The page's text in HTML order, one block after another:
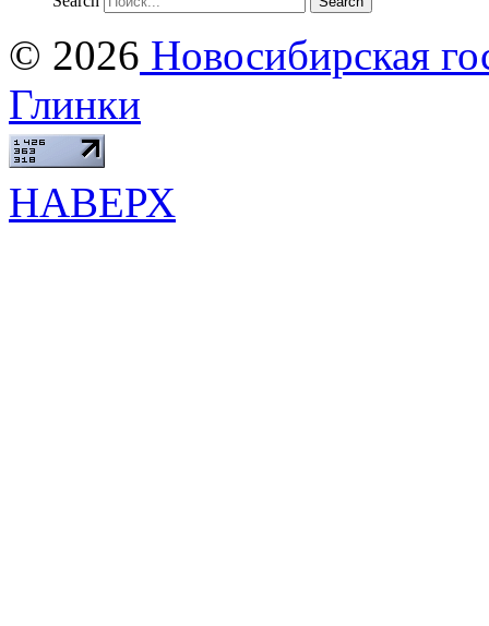
© 2026 Новосибирская
Глинки
НАВЕРХ